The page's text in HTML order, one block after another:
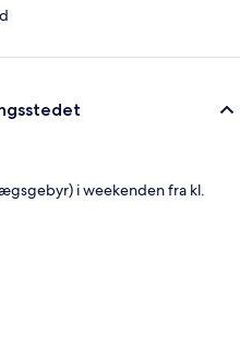
i weekenden fra kl.